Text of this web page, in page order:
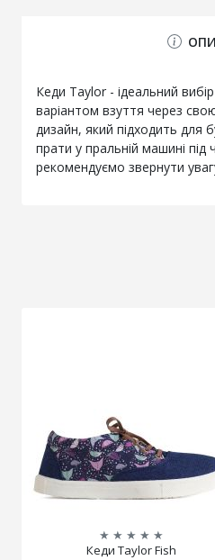
Кеди Taylor - ідеальний
варіантом взуття через
дизайн, який підходить для
прати у пральній машині
рекомендуємо звернути
★ ★ ★ ★ ★
Кеди Taylor Fish